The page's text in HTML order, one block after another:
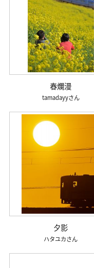
春爛漫
tamadayy
夕影
ハタユカ